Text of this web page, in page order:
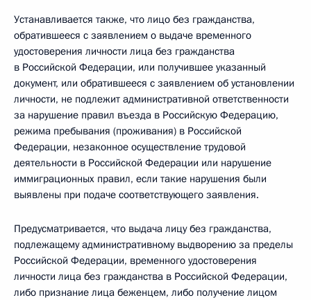
Устанавливается также, что лицо без гражданства,
обратившееся с заявлением о выдаче временного
удостоверения личности лица без гражданства
в Российской Федерации, или получившее указанный
документ, или обратившееся с заявлением об установлении
личности, не подлежит административной ответственности
за нарушение правил въезда в Российскую Федерацию,
режима пребывания (проживания) в Российской
Федерации, незаконное осуществление трудовой
деятельности в Российской Федерации или нарушение
иммиграционных правил, если такие нарушения были
выявлены при подаче соответствующего заявления.
Предусматривается, что выдача лицу без гражданства,
подлежащему административному выдворению за пределы
Российской Федерации, временного удостоверения
личности лица без гражданства в Российской Федерации,
либо признание лица беженцем, либо получение лицом